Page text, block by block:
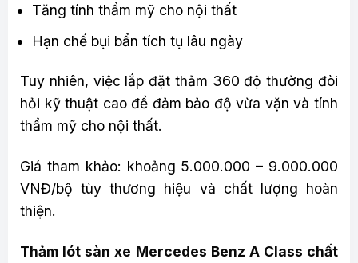
Tăng tính thẩm mỹ cho nội thất
Hạn chế bụi bẩn tích tụ lâu ngày
Tuy nhiên, việc lắp đặt thảm 360 độ thường đòi
hỏi kỹ thuật cao để đảm bảo độ vừa vặn và tính
thẩm mỹ cho nội thất.
Giá tham khảo: khoảng 5.000.000 – 9.000.000
VNĐ/bộ tùy thương hiệu và chất lượng hoàn
thiện.
Thảm lót sàn xe Mercedes Benz A Class chất